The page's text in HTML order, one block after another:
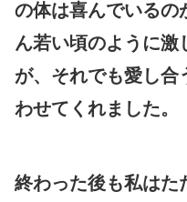
の体は喜んでいるの
ん若い頃のように激
が、それでも愛し合
わせてくれました。
終わった後も私はた